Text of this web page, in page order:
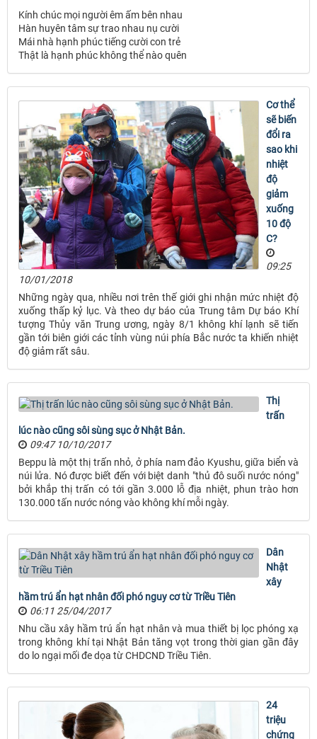
Kính chúc mọi người êm ấm bên nhau
Hàn huyên tâm sự trao nhau nụ cười
Mái nhà hạnh phúc tiếng cười con trẻ
Thật là hạnh phúc không thể nào quên
Cơ thể
sẽ biến
đổi ra
sao khi
nhiệt
độ
giảm
xuống
10 độ
C?
09:25
10/01/2018
Những ngày qua, nhiều nơi trên thế giới ghi nhận mức nhiệt độ
xuống thấp kỷ lục. Và theo dự báo của Trung tâm Dự báo Khí
tượng Thủy văn Trung ương, ngày 8/1 không khí lạnh sẽ tiến
gần tới biên giới các tỉnh vùng núi phía Bắc nước ta khiến nhiệt
độ giảm rất sâu.
Thị
trấn
lúc nào cũng sôi sùng sục ở Nhật Bản.
09:47 10/10/2017
Beppu là một thị trấn nhỏ, ở phía nam đảo Kyushu, giữa biển và
núi lửa. Nó được biết đến với biệt danh "thủ đô suối nước nóng"
bởi khắp thị trấn có tới gần 3.000 lỗ địa nhiệt, phun trào hơn
130.000 tấn nước nóng vào không khí mỗi ngày.
Dân
Nhật
xây
hầm trú ẩn hạt nhân đối phó nguy cơ từ Triều Tiên
06:11 25/04/2017
Nhu cầu xây hầm trú ẩn hạt nhân và mua thiết bị lọc phóng xạ
trong không khí tại Nhật Bản tăng vọt trong thời gian gần đây
do lo ngại mối đe dọa từ CHDCND Triều Tiên.
24
triệu
chứng